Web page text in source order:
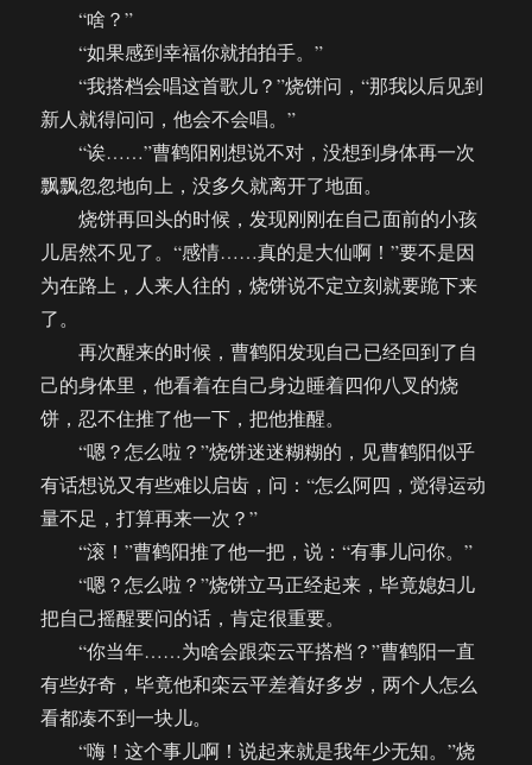
“啥？”
“如果感到幸福你就拍拍手。”
“我搭档会唱这首歌儿？”烧饼问，“那我以后见到
新人就得问问，他会不会唱。”
“诶……”曹鹤阳刚想说不对，没想到身体再一次
飘飘忽忽地向上，没多久就离开了地面。
烧饼再回头的时候，发现刚刚在自己面前的小孩
儿居然不见了。“感情……真的是大仙啊！”要不是因
为在路上，人来人往的，烧饼说不定立刻就要跪下来
了。
再次醒来的时候，曹鹤阳发现自己已经回到了自
己的身体里，他看着在自己身边睡着四仰八叉的烧
饼，忍不住推了他一下，把他推醒。
“嗯？怎么啦？”烧饼迷迷糊糊的，见曹鹤阳似乎
有话想说又有些难以启齿，问：“怎么阿四，觉得运动
量不足，打算再来一次？”
“滚！”曹鹤阳推了他一把，说：“有事儿问你。”
“嗯？怎么啦？”烧饼立马正经起来，毕竟媳妇儿
把自己摇醒要问的话，肯定很重要。
“你当年……为啥会跟栾云平搭档？”曹鹤阳一直
有些好奇，毕竟他和栾云平差着好多岁，两个人怎么
看都凑不到一块儿。
“嗨！这个事儿啊！说起来就是我年少无知。”烧